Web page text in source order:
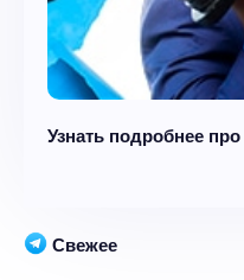
Свежее
Узнать подробнее